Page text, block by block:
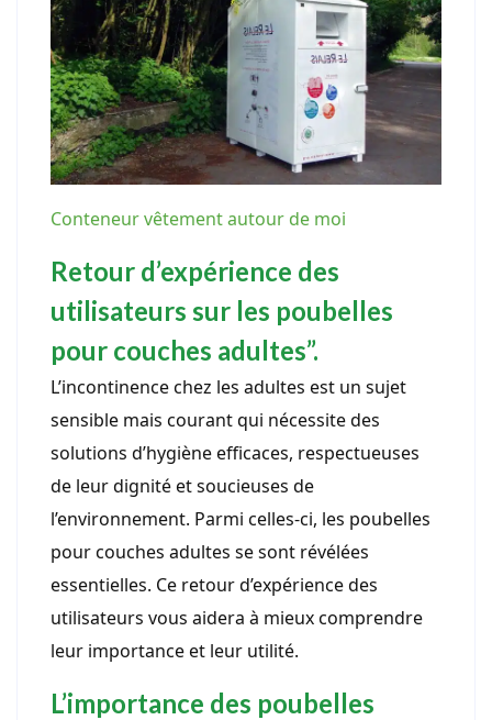
Conteneur vêtement autour de moi
Retour d’expérience des
utilisateurs sur les poubelles
pour couches adultes”.
L’incontinence chez les adultes est un sujet
sensible mais courant qui nécessite des
solutions d’hygiène efficaces, respectueuses
de leur dignité et soucieuses de
l’environnement. Parmi celles-ci, les poubelles
pour couches adultes se sont révélées
essentielles. Ce retour d’expérience des
utilisateurs vous aidera à mieux comprendre
leur importance et leur utilité.
L’importance des poubelles